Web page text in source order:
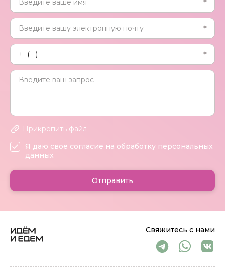
Свяжитесь с нами
Прикрепить файл
Я даю своё согласие на обработку персональных
данных
Отправить